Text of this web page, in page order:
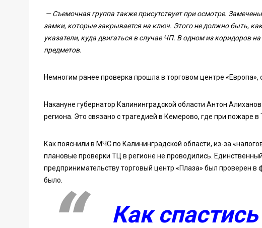
— Съемочная группа также присутствует при осмотре.
замки, которые закрывается на ключ. Этого не должно быть,
указатели, куда двигаться в случае ЧП. В одном из коридоров
предметов.
Немногим ранее проверка прошла в торговом центре «Европа»,
Накануне губернатор Калининградской области Антон
региона. Это связано с трагедией в Кемерово, где при пожаре
Как пояснили в МЧС по Калининградской области, из-за
плановые проверки ТЦ в регионе не проводились.
предпринимательству торговый центр «Плаза» был проверен
было.
Как